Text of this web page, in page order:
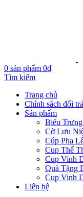
0 sản phẩm 0₫
Tìm kiếm
Trang chủ
Chính sách đổi
Sản phẩm
Biểu
Cờ Lưu
Cúp Pha
Cup Thể
Cup Vinh
Quà Tặng
Cup Vinh
Liên hệ